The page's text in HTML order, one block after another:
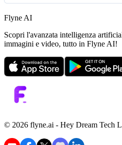
Flyne AI
Scopri l'avanzata intelligenza
immagini e video, tutto in Flyne AI!
©️ 2026 flyne.ai - Hey Dream Tech